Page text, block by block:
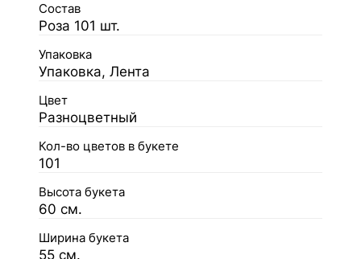
Состав
Роза 101 шт.
Упаковка
Упаковка, Лента
Цвет
Разноцветный
Кол-во цветов в букете
101
Высота букета
60 см.
Ширина букета
55 см.